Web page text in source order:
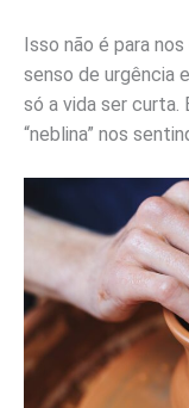
Isso não é para
senso de urgência
só a vida ser curta.
“neblina” nos